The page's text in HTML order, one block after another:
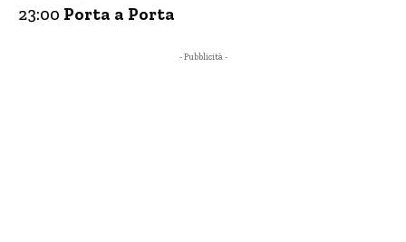
23:00 Porta a Porta
- Pubblicità -